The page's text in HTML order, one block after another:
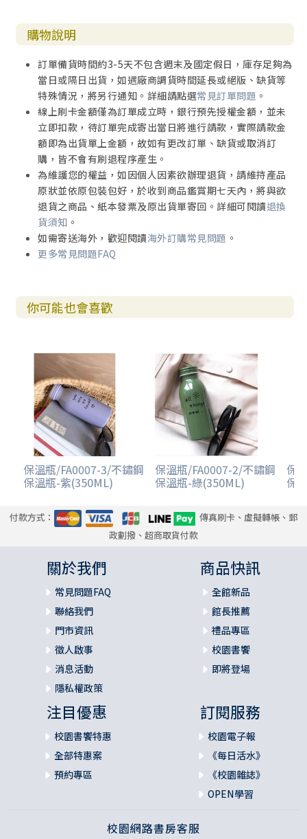
購物說明
訂單備貨時間約3-5天不包含週末及國定假日，庫存足夠為
當日或隔日出貨，如遇廠商調貨時間延長或絕版、缺貨等
特殊情況，將另行通知。詳細請點選常見訂單問題 。
線上刷卡金額僅為訂單成立時，銀行預先授權金額，並未
立即扣款，待訂單完成寄出當日將進行請款，實際請款金
額即為出貨單上金額，故如有更改訂單、缺貨或取消訂
購，皆不會有刷退程序產生。
為維護您的權益，如因個人因素欲辦理退貨，請維持產品
原狀並依原包裝包好，於收到商品鑑賞期七天內，將與欲
退貨之商品、紙本發票及原出貨單寄回。詳細可閱讀退換
貨須知 。
如需寄送海外，歡迎閱讀海外訂購常見問題 。
更多常見問題FAQ
你可能也會喜歡
保溫瓶/FA0007-3/不鏽鋼
保溫瓶-紫(350ML)
保溫瓶/FA0007-2/不鏽鋼
保溫瓶-綠(350ML)
保
保
付款方式：
傳真刷卡、虛擬轉帳、郵
政劃撥、超商取貨付款
關於我們
常見問題FAQ
聯絡我們
門市資訊
徵人啟事
消息活動
隱私權政策
商品快訊
全館新品
館長推薦
禮品專區
校園書饗
即將登場
注目優惠
校園書饗特惠
全部特惠案
預約專區
訂閱服務
校園電子報
《每日活水》
《校園雜誌》
OPEN學習
校園網路書房客服